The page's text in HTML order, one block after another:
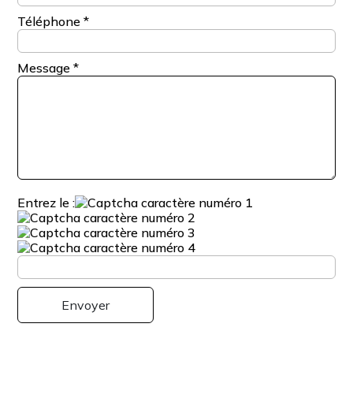
Téléphone*
Message*
Entrez le :